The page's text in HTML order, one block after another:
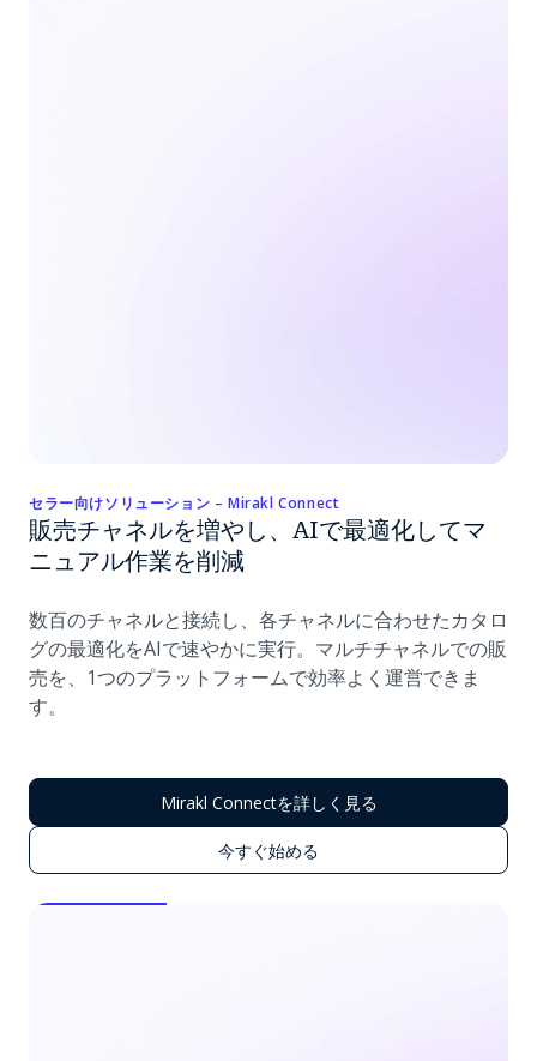
セラー向けソリューション – Mirakl Connect
販売チャネルを増やし、AIで最適化してマ
ニュアル作業を削減
数百のチャネルと接続し、各チャネルに合わせたカタロ
グの最適化をAIで速やかに実行。マルチチャネルでの販
売を、1つのプラットフォームで効率よく運営できま
す。
Mirakl Connectを詳しく見る
今すぐ始める